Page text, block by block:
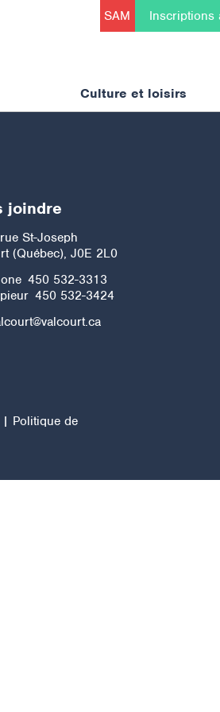
Culture et loisirs
SAM Inscriptions
joindre
St-Joseph
(Québec), J0E 2L0
450 532-3313
450 532-3424
| Politique de